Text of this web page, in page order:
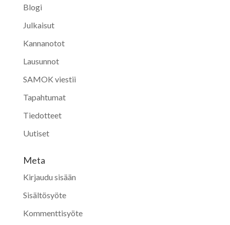
Blogi
Julkaisut
Kannanotot
Lausunnot
SAMOK viestii
Tapahtumat
Tiedotteet
Uutiset
Meta
Kirjaudu sisään
Sisältösyöte
Kommenttisyöte